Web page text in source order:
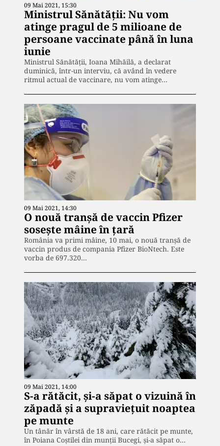
09 Mai 2021, 15:30
Ministrul Sănătății: Nu vom
atinge pragul de 5 milioane de
persoane vaccinate până în luna
iunie
Ministrul Sănătăţii, Ioana Mihăilă, a declarat
duminică, într-un interviu, că având în vedere
ritmul actual de vaccinare, nu vom atinge…
09 Mai 2021, 14:30
O nouă tranșă de vaccin Pfizer
sosește mâine în țară
România va primi mâine, 10 mai, o nouă tranșă de
vaccin produs de compania Pfizer BioNtech. Este
vorba de 697.320…
09 Mai 2021, 14:00
S-a rătăcit, şi-a săpat o vizuină în
zăpadă şi a supravieţuit noaptea
pe munte
Un tânăr în vârstă de 18 ani, care rătăcit pe munte,
în Poiana Coştilei din munţii Bucegi, şi-a săpat o…